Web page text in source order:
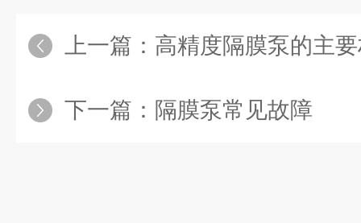
上一篇： 高精度隔膜泵的主要材
下一篇： 隔膜泵常见故障